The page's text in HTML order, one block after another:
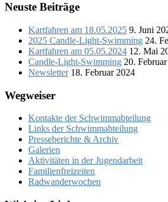
Neuste Beiträge
Kartfahren am 18.05.2025 9. Juni
2025 Candle-Light-Swimming 24.
Kartfahren am 05.05.2024 12. Mai
Candle-Light-Swimming 20.
Newsletter 18. Februar 2024
Wegweiser
Kontakte der Schwimmabteilung
Links der Schwimmabteilung
Presseberichte & Archiv
Galerien
Aktivitäten in der Jugendarbeit
Familienfreizeiten
Radwanderwochen